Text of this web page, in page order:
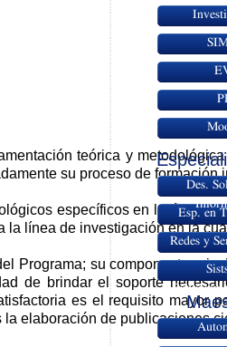
teórica y
su proceso de formación
específicos en la línea
línea de investigación en la
Programa; su componente
de brindar el soporte
es el requisito
elaboración de publicaciones
Des.
Esp. en
Redes y